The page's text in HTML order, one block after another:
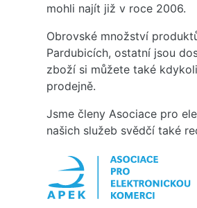
mohli najít již v roce 2006.
Obrovské množství
Pardubicích, ostatní jsou
zboží si můžete také
prodejně.
Jsme členy Asociace pro
našich služeb svědčí také